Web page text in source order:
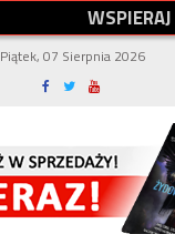
WSPIERAJ
Piątek, 07 Sierpnia 2026